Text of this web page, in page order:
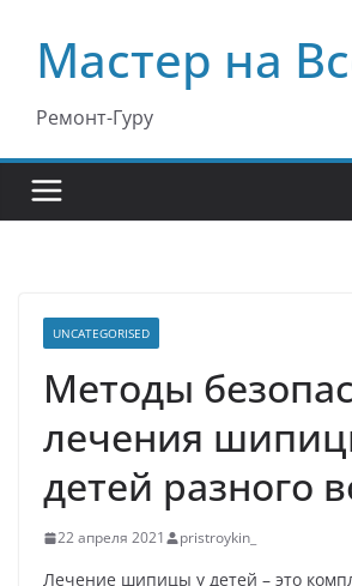
содержимому
Мастер на
Ремонт-Гуру
UNCATEGORISED
Методы
лечения
детей разного
22 апреля 2021 pristroykin_
Лечение шипицы у детей – это